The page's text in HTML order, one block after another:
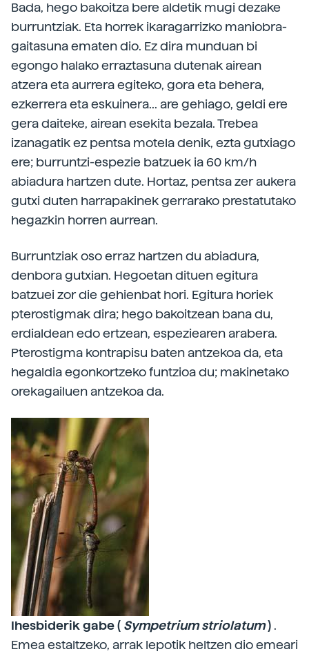
Bada, hego bakoitza bere aldetik mugi dezake
burruntziak. Eta horrek ikaragarrizko maniobra-
gaitasuna ematen dio. Ez dira munduan bi
egongo halako erraztasuna dutenak airean
atzera eta aurrera egiteko, gora eta behera,
ezkerrera eta eskuinera... are gehiago, geldi ere
gera daiteke, airean esekita bezala. Trebea
izanagatik ez pentsa motela denik, ezta gutxiago
ere; burruntzi-espezie batzuek ia 60 km/h
abiadura hartzen dute. Hortaz, pentsa zer aukera
gutxi duten harrapakinek gerrarako prestatutako
hegazkin horren aurrean.
Burruntziak oso erraz hartzen du abiadura,
denbora gutxian. Hegoetan dituen egitura
batzuei zor die gehienbat hori. Egitura horiek
pterostigmak dira; hego bakoitzean bana du,
erdialdean edo ertzean, espeziearen arabera.
Pterostigma kontrapisu baten antzekoa da, eta
hegaldia egonkortzeko funtzioa du; makinetako
orekagailuen antzekoa da.
Ihesbiderik gabe ( Sympetrium striolatum) .
Emea estaltzeko, arrak lepotik heltzen dio emeari